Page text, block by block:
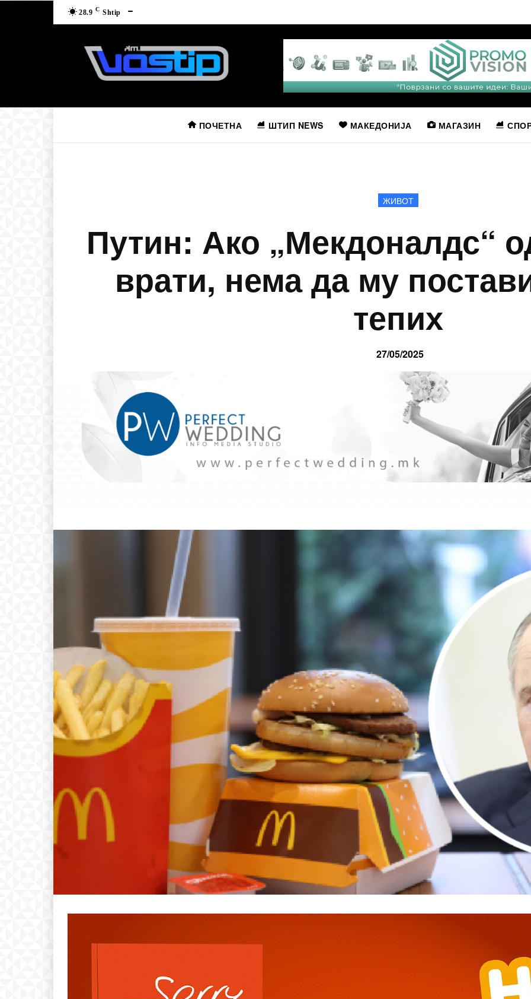
28.9 C Shtip
ПОЧЕТНА ШТИП NEWS МАКЕДОНИЈА МАГАЗИН
ЖИВОТ
Путин: Ако „Мекдоналдс“
врати, нема да му
тепих
27/05/2025